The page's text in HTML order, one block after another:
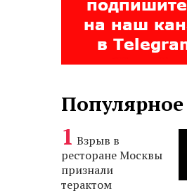
Популярное
Взрыв в
ресторане Москвы
признали
терактом